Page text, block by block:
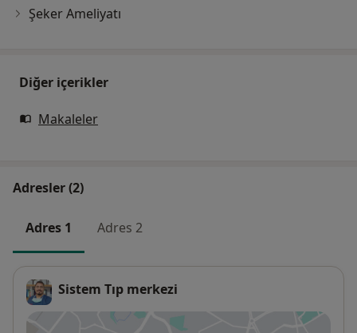
Şeker Ameliyatı
Diğer içerikler
Makaleler
Adresler (2)
Adres 1 Adres 2
Sistem Tıp merkezi